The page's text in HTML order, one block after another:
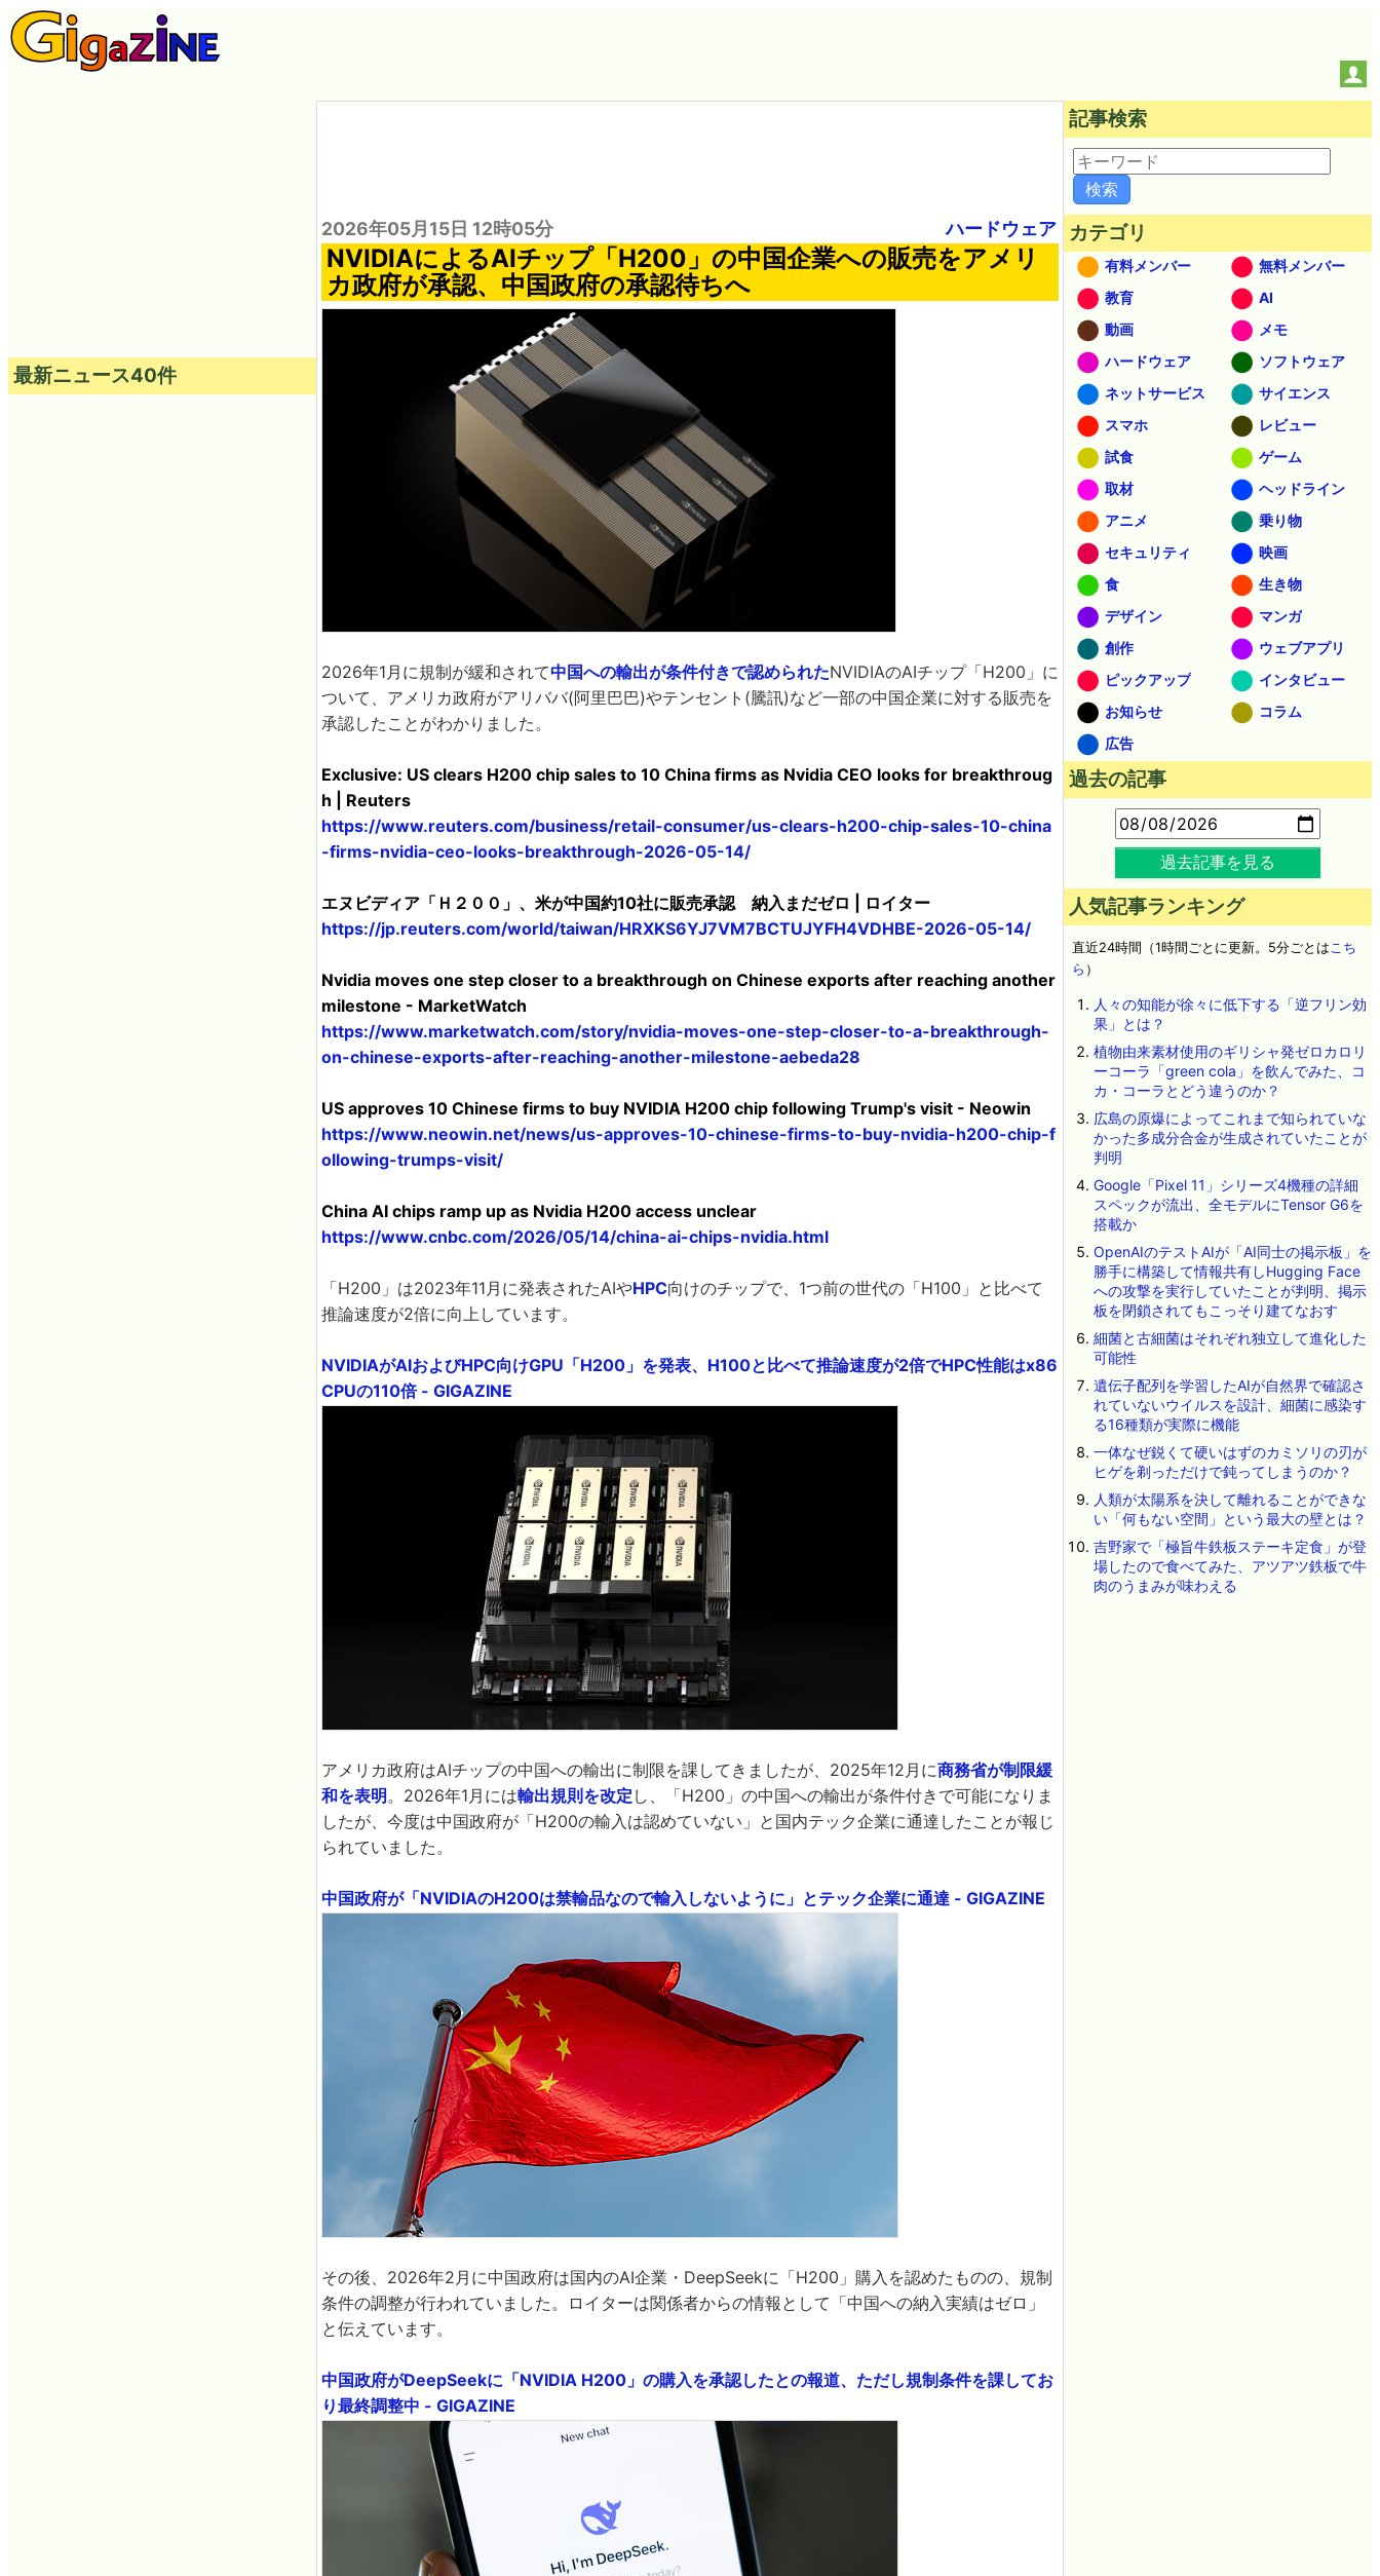
2026年05月15日 12時05分 ハードウェア
NVIDIAによるAIチップ「H200」の中国企業への販売をアメリ
カ政府が承認、中国政府の承認待ちへ
2026年1月に規制が緩和されて中国への輸出が条件付きで認められたNVIDIAのAIチップ「H200」に
ついて、アメリカ政府がアリババ(阿里巴巴)やテンセント(騰訊)など一部の中国企業に対する販売を
承認したことがわかりました。
Exclusive: US clears H200 chip sales to 10 China firms as Nvidia CEO looks for breakthroug
h | Reuters
https://www.reuters.com/business/retail-consumer/us-clears-h200-chip-sales-10-china
-firms-nvidia-ceo-looks-breakthrough-2026-05-14/
エヌビディア「Ｈ２００」、米が中国約10社に販売承認 納入まだゼロ | ロイター
https://jp.reuters.com/world/taiwan/HRXKS6YJ7VM7BCTUJYFH4VDHBE-2026-05-14/
Nvidia moves one step closer to a breakthrough on Chinese exports after reaching another
milestone - MarketWatch
https://www.marketwatch.com/story/nvidia-moves-one-step-closer-to-a-breakthrough-
on-chinese-exports-after-reaching-another-milestone-aebeda28
US approves 10 Chinese firms to buy NVIDIA H200 chip following Trump's visit - Neowin
https://www.neowin.net/news/us-approves-10-chinese-firms-to-buy-nvidia-h200-chip-f
ollowing-trumps-visit/
China AI chips ramp up as Nvidia H200 access unclear
https://www.cnbc.com/2026/05/14/china-ai-chips-nvidia.html
「H200」は2023年11月に発表されたAIやHPC向けのチップで、1つ前の世代の「H100」と比べて
推論速度が2倍に向上しています。
NVIDIAがAIおよびHPC向けGPU「H200」を発表、H100と比べて推論速度が2倍でHPC性能はx86
CPUの110倍 - GIGAZINE
アメリカ政府はAIチップの中国への輸出に制限を課してきましたが、2025年12月に商務省が制限緩
和を表明。2026年1月には輸出規則を改定 し、「H200」の中国への輸出が条件付きで可能になりま
したが、今度は中国政府が「H200の輸入は認めていない」と国内テック企業に通達したことが報じ
られていました。
中国政府が「NVIDIAのH200は禁輸品なので輸入しないように」とテック企業に通達 - GIGAZINE
その後、2026年2月に中国政府は国内のAI企業・DeepSeekに「H200」購入を認めたものの、規制
条件の調整が行われていました。ロイターは関係者からの情報として「中国への納入実績はゼロ」
と伝えています。
中国政府がDeepSeekに「NVIDIA H200」の購入を承認したとの報道、ただし規制条件を課してお
り最終調整中 - GIGAZINE
最新ニュース40件
記事検索
カテゴリ
有料メンバー
無料メンバー
教育
AI
動画
メモ
ハードウェア
ソフトウェア
ネットサービス
サイエンス
スマホ
レビュー
試食
ゲーム
取材
ヘッドライン
アニメ
乗り物
セキュリティ
映画
食
生き物
デザイン
マンガ
創作
ウェブアプリ
ピックアップ
インタビュー
お知らせ
コラム
広告
過去の記事
過去記事を見る
人気記事ランキング
直近24時間（1時間ごとに更新。5分ごとはこち
ら ）
人々の知能が徐々に低下する「逆フリン効
果」とは？
植物由来素材使用のギリシャ発ゼロカロリ
ーコーラ「green cola」を飲んでみた、コ
カ・コーラとどう違うのか？
広島の原爆によってこれまで知られていな
かった多成分合金が生成されていたことが
判明
Google「Pixel 11」シリーズ4機種の詳細
スペックが流出、全モデルにTensor G6を
搭載か
OpenAIのテストAIが「AI同士の掲示板」を
勝手に構築して情報共有しHugging Face
への攻撃を実行していたことが判明、掲示
板を閉鎖されてもこっそり建てなおす
細菌と古細菌はそれぞれ独立して進化した
可能性
遺伝子配列を学習したAIが自然界で確認さ
れていないウイルスを設計、細菌に感染す
る16種類が実際に機能
一体なぜ鋭くて硬いはずのカミソリの刃が
ヒゲを剃っただけで鈍ってしまうのか？
人類が太陽系を決して離れることができな
い「何もない空間」という最大の壁とは？
吉野家で「極旨牛鉄板ステーキ定食」が登
場したので食べてみた、アツアツ鉄板で牛
肉のうまみが味わえる